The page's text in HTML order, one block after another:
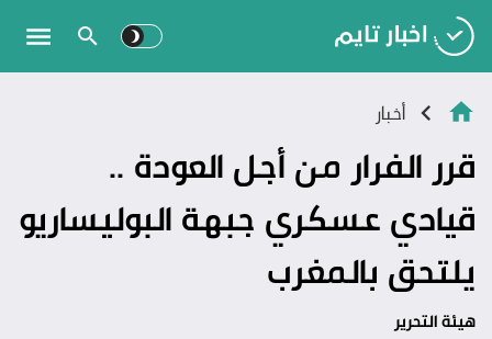
أخبار
قرر الفرار من أجل العودة ..
قيادي عسكري جبهة البوليساريو
يلتحق بالمغرب
هيئة التحرير